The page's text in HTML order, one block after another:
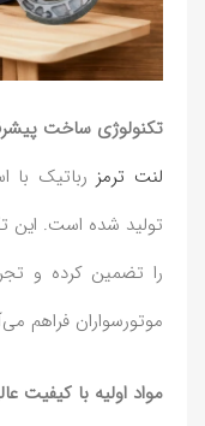
تکنولوژی ساخت
لنت ترمز رباتیک با
تولید شده است. این
را تضمین کرده و
موتورسواران فراهم
مواد اولیه با کیفیت